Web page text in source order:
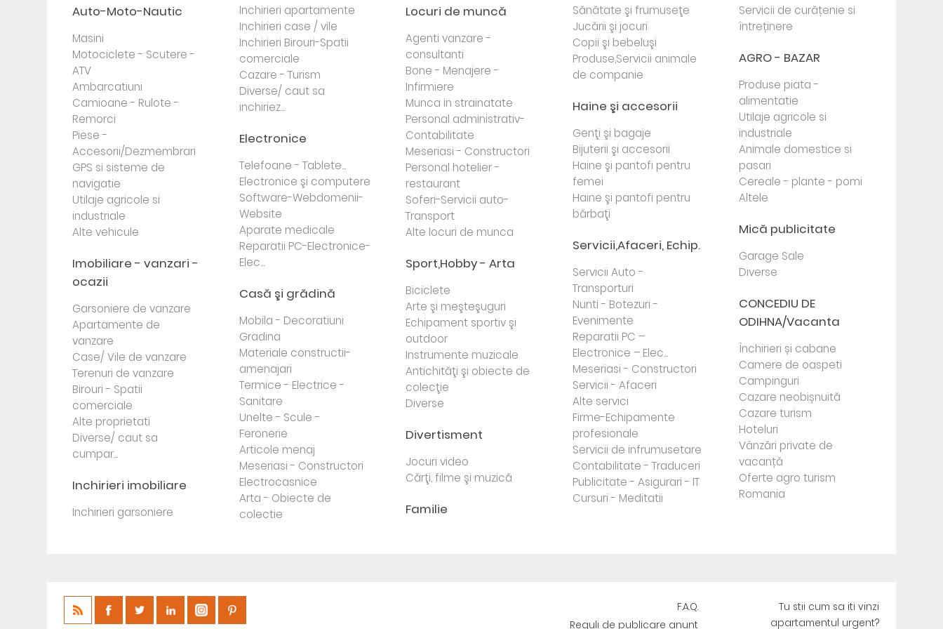
Auto-Moto-Nautic
Masini
Motociclete - Scutere -
ATV
Ambarcatiuni
Camioane - Rulote -
Remorci
Piese -
Accesorii/Dezmembrari
GPS si sisteme de
navigatie
Utilaje agricole si
industriale
Alte vehicule
Imobiliare - vanzari -
ocazii
Garsoniere de vanzare
Apartamente de
vanzare
Case/ Vile de vanzare
Terenuri de vanzare
Birouri - Spatii
comerciale
Alte proprietati
Diverse/ caut sa
cumpar...
Inchirieri imobiliare
Inchirieri garsoniere
Inchirieri apartamente
Inchirieri case / vile
Inchirieri Birouri-Spatii
comerciale
Cazare - Turism
Diverse/ caut sa
inchiriez...
Electronice
Telefoane - Tablete...
Electronice şi computere
Software-Webdomenii-
Website
Aparate medicale
Reparatii PC-Electronice-
Elec...
Casă şi grădină
Mobila - Decoratiuni
Gradina
Materiale constructii-
amenajari
Termice - Electrice -
Sanitare
Unelte - Scule -
Feronerie
Articole menaj
Meseriasi - Constructori
Electrocasnice
Arta - Obiecte de
colectie
Locuri de muncă
Agenti vanzare -
consultanti
Bone - Menajere -
Infirmiere
Munca in strainatate
Personal administrativ-
Contabilitate
Meseriasi - Constructori
Personal hotelier -
restaurant
Soferi-Servicii auto-
Transport
Alte locuri de munca
Sport,Hobby - Arta
Biciclete
Arte şi meşteşuguri
Echipament sportiv şi
outdoor
Instrumente muzicale
Antichităţi şi obiecte de
colecţie
Diverse
Divertisment
Jocuri video
Cărţi, filme şi muzică
Familie
Sănătate şi frumuseţe
Jucării şi jocuri
Copii şi bebeluşi
Produse,Servicii animale
de companie
Haine şi accesorii
Genţi şi bagaje
Bijuterii şi accesorii
Haine şi pantofi pentru
femei
Haine şi pantofi pentru
bărbaţi
Servicii,Afaceri, Echip.
Servicii Auto -
Transporturi
Nunti - Botezuri -
Evenimente
Reparatii PC –
Electronice – Elec...
Meseriasi - Constructori
Servicii - Afaceri
Alte servici
Firme-Echipamente
profesionale
Servicii de infrumusetare
Contabilitate - Traduceri
Publicitate - Asigurari - IT
Cursuri - Meditatii
Servicii de curățenie si
întreținere
AGRO - BAZAR
Produse piata -
alimentatie
Utilaje agricole si
industriale
Animale domestice si
pasari
Cereale - plante - pomi
Altele
Mică publicitate
Garage Sale
Diverse
CONCEDIU DE
ODIHNA/Vacanta
Închirieri și cabane
Camere de oaspeti
Campinguri
Cazare neobișnuită
Cazare turism
Hoteluri
Vânzări private de
vacanță
Oferte agro turism
Romania
F.A.Q.
Reguli de publicare anunt
Tu stii cum sa iti vinzi
apartamentul urgent?